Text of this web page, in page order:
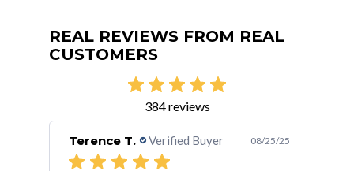
REAL REVIEWS FROM REAL
CUSTOMERS
384 reviews
Terence T. Verified Buyer 08/25/25